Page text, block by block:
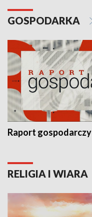
GOSPODARKA
Raport gospodarczy
RELIGIA I WIARA